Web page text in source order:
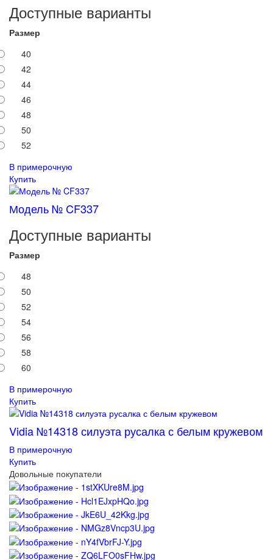
Доступные варианты
Размер
40
42
44
46
48
50
52
В примерочную
Купить
Модель № CF337
Доступные варианты
Размер
48
50
52
54
56
58
60
В примерочную
Купить
Vidia №14318 силуэта русалка с белым кружевом
В примерочную
Купить
Довольные покупатели